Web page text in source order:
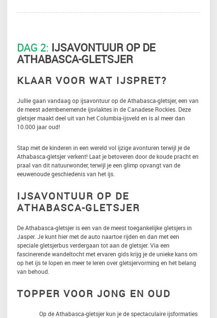
DAG 2: IJSAVONTUUR OP DE
ATHABASCA-GLETSJER
KLAAR VOOR WAT IJSPRET?
Jullie gaan vandaag op ijsavontuur op de Athabasca-gletsjer, een van
de meest adembenemende ijsvlaktes in de Canadese Rockies. Deze
gletsjer maakt deel uit van het Columbia-ijsveld en is al meer dan
10.000 jaar oud!
Stap met de kinderen in een wereld vol ijzige avonturen terwijl je de
Athabasca-gletsjer verkent! Laat je betoveren door de koude pracht en
praal van dit natuurwonder, terwijl je een glimp opvangt van de
eeuwenoude geschiedenis van het ijs.
IJSAVONTUUR OP DE
ATHABASCA-GLETSJER
De Athabasca-gletsjer is een van de meest toegankelijke gletsjers in
Jasper. Je kunt hier met de auto naartoe rijden en dan met een
speciale gletsjerbus verdergaan tot aan de gletsjer. Via een
fascinerende wandeltocht met ervaren gids krijg je de unieke kans om
op het ijs te lopen en meer te leren over gletsjervorming en het belang
van behoud.
TOPPER VOOR JONG EN OUD
Op de Athabasca-gletsjer kun je de spectaculaire ijsformaties